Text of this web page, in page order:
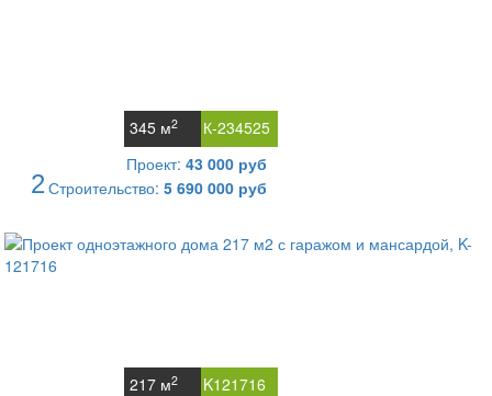
К-234525
345 м2
2
Проект: 43 000 руб
Строительство: 5 690 000 руб
K121716
217 м2